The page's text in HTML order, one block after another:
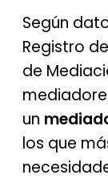
Según
Registro
de
un
los que